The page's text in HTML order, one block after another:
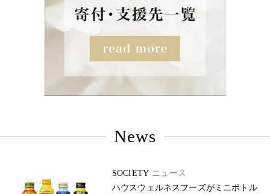
News
SOCIETY ニュース
ハウスウェルネスフーズがミニボトル